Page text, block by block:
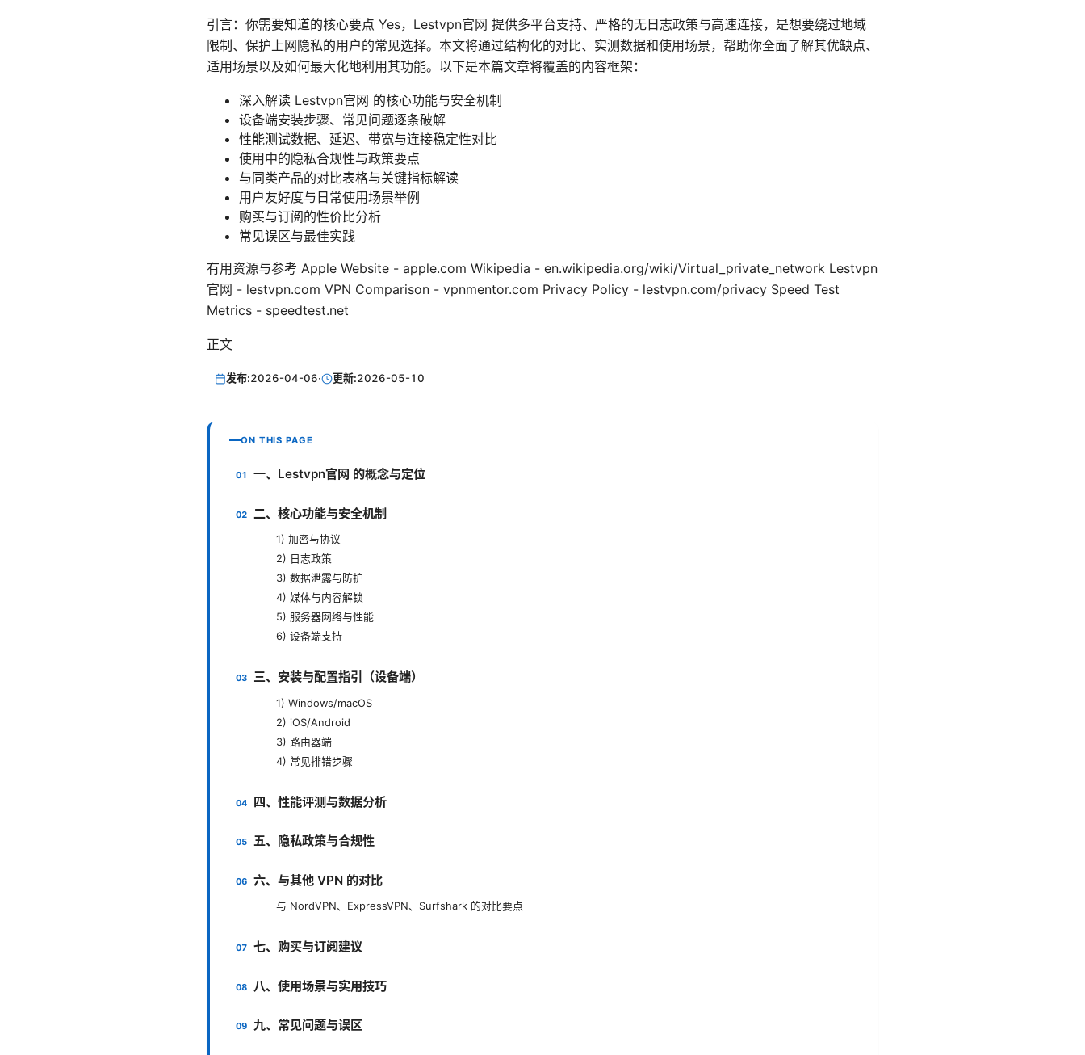
引言：你需要知道的核心要点 Yes，Lestvpn官网 提供多平台支持、严格的无日志政策与高速连接，是想要绕过地域
限制、保护上网隐私的用户的常见选择。本文将通过结构化的对比、实测数据和使用场景，帮助你全面了解其优缺点、
适用场景以及如何最大化地利用其功能。以下是本篇文章将覆盖的内容框架：
深入解读 Lestvpn官网 的核心功能与安全机制
设备端安装步骤、常见问题逐条破解
性能测试数据、延迟、带宽与连接稳定性对比
使用中的隐私合规性与政策要点
与同类产品的对比表格与关键指标解读
用户友好度与日常使用场景举例
购买与订阅的性价比分析
常见误区与最佳实践
有用资源与参考 Apple Website - apple.com Wikipedia - en.wikipedia.org/wiki/Virtual_private_network Lestvpn
官网 - lestvpn.com VPN Comparison - vpnmentor.com Privacy Policy - lestvpn.com/privacy Speed Test
Metrics - speedtest.net
正文
发布:2026-04-06· 更新:2026-05-10
ON THIS PAGE
一、Lestvpn官网 的概念与定位
二、核心功能与安全机制
1) 加密与协议
2) 日志政策
3) 数据泄露与防护
4) 媒体与内容解锁
5) 服务器网络与性能
6) 设备端支持
三、安装与配置指引（设备端）
1) Windows/macOS
2) iOS/Android
3) 路由器端
4) 常见排错步骤
四、性能评测与数据分析
五、隐私政策与合规性
六、与其他 VPN 的对比
与 NordVPN、ExpressVPN、Surfshark 的对比要点
七、购买与订阅建议
八、使用场景与实用技巧
九、常见问题与误区